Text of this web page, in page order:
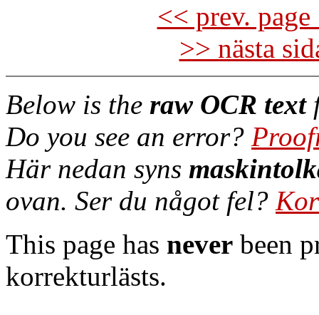
<< prev.
>> nästa
Below is the raw OCR text
Do you see an error?
Här nedan syns
ovan. Ser du något fel?
This page has never been
korrekturlästs.